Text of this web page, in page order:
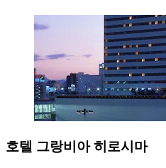
호텔 그랑비아 히로시마